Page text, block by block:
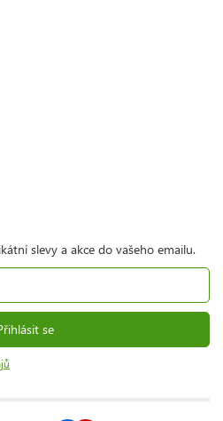
slevy a akce do vašeho emailu.
se